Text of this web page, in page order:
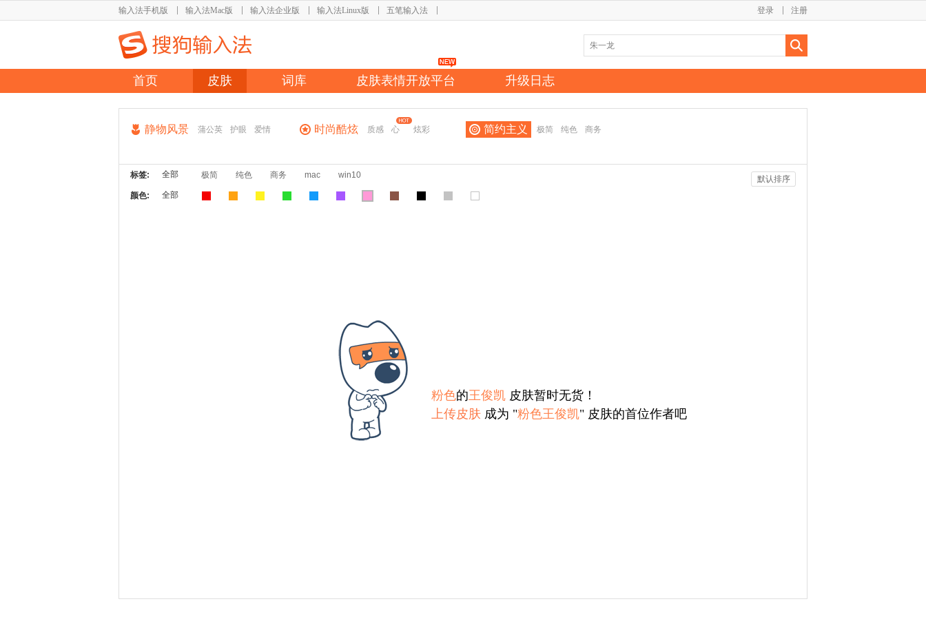
输入法手机版 输入法Mac版 输入法企业版 输入法Linux版 五笔输入法 注册
登录
首页 皮肤 词库 皮肤表情开放平台 升级日志
静物风景 蒲公英 护眼 爱情 时尚酷炫 质感 心 炫彩 简约主义 极简 纯色 商务
标签: 全部 极简 纯色 商务 mac win10
默认排序
颜色:
全部
粉色的王俊凯 皮肤暂时无货！
上传皮肤 成为 "粉色王俊凯" 皮肤的首位作者吧